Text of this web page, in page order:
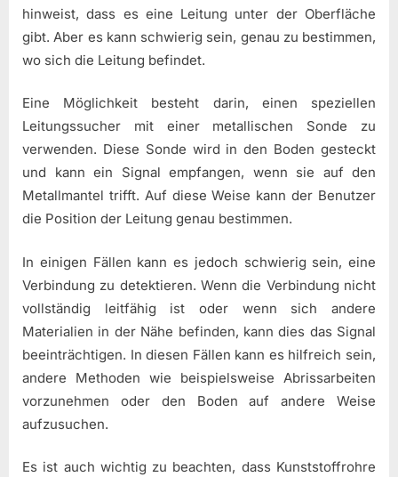
hinweist, dass es eine Leitung unter der Oberfläche
gibt. Aber es kann schwierig sein, genau zu bestimmen,
wo sich die Leitung befindet.
Eine Möglichkeit besteht darin, einen speziellen
Leitungssucher mit einer metallischen Sonde zu
verwenden. Diese Sonde wird in den Boden gesteckt
und kann ein Signal empfangen, wenn sie auf den
Metallmantel trifft. Auf diese Weise kann der Benutzer
die Position der Leitung genau bestimmen.
In einigen Fällen kann es jedoch schwierig sein, eine
Verbindung zu detektieren. Wenn die Verbindung nicht
vollständig leitfähig ist oder wenn sich andere
Materialien in der Nähe befinden, kann dies das Signal
beeinträchtigen. In diesen Fällen kann es hilfreich sein,
andere Methoden wie beispielsweise Abrissarbeiten
vorzunehmen oder den Boden auf andere Weise
aufzusuchen.
Es ist auch wichtig zu beachten, dass Kunststoffrohre